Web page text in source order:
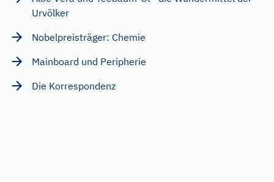
Urvölker
Nobelpreisträger: Chemie
Mainboard und Peripherie
Die Korrespondenz